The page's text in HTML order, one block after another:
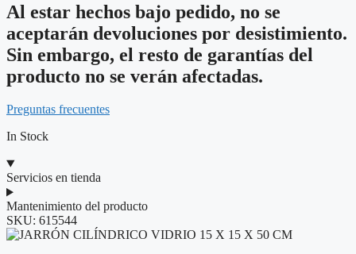
Al estar hechos bajo pedido, no se
aceptarán devoluciones por desistimiento.
Sin embargo, el resto de garantías del
producto no se verán afectadas.
Preguntas frecuentes
In Stock
Servicios en tienda
Mantenimiento del producto
SKU: 615544